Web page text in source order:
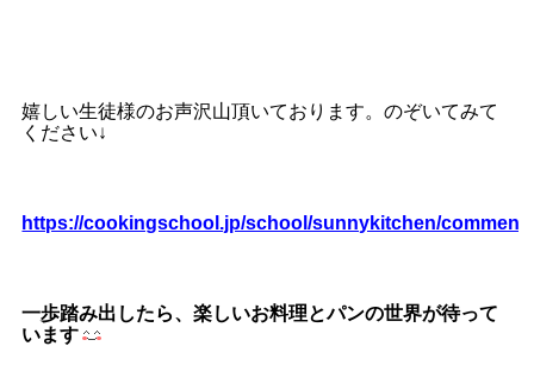
嬉しい生徒様のお声沢山頂いております。のぞいてみて
ください↓
https://cookingschool.jp/school/sunnykitchen/comment
一歩踏み出したら、楽しいお料理とパンの世界が待って
います